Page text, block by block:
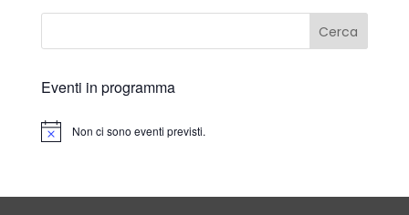
Cerca
Eventi in programma
Notice Non ci sono eventi previsti.